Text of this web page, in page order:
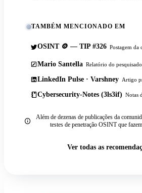
TAMBÉM MENCIONADO EM
OSINT 🪙 — TIP #326 Postagem da
Mario Santella Relatório do
LinkedIn Pulse · Varshney Artigo
Cybersecurity-Notes (3ls3if) Notas
Além de dezenas de publicações da
testes de penetração OSINT que
Ver todas as